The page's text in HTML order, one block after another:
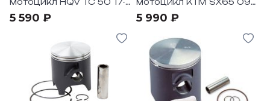
5 590 ₽ 5 990 ₽